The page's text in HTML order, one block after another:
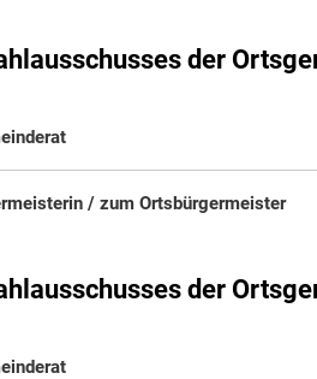
der
/ zum Ortsbürgermeister
der